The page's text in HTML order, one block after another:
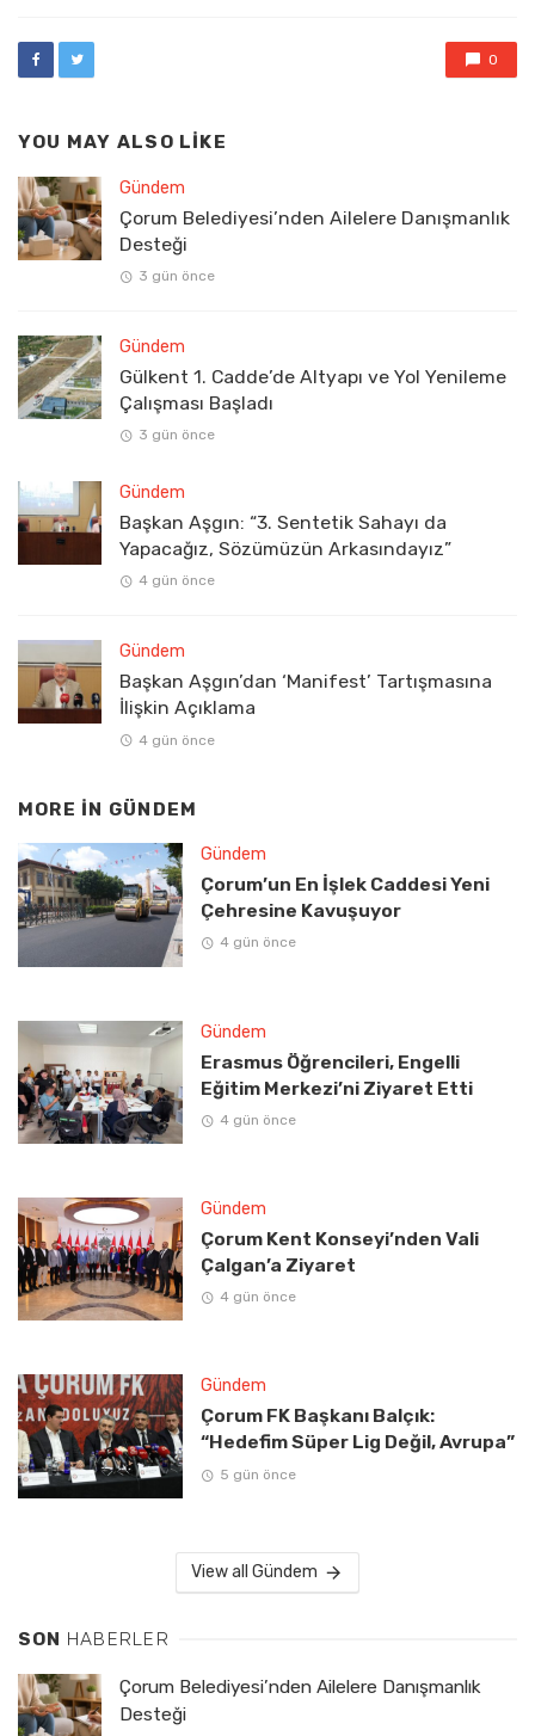
0
YOU MAY ALSO LIKE
Gündem
Çorum Belediyesi’nden Ailelere Danışmanlık
Desteği
3 gün önce
Gündem
Gülkent 1. Cadde’de Altyapı ve Yol Yenileme
Çalışması Başladı
3 gün önce
Gündem
Başkan Aşgın: “3. Sentetik Sahayı da
Yapacağız, Sözümüzün Arkasındayız”
4 gün önce
Gündem
Başkan Aşgın’dan ‘Manifest’ Tartışmasına
İlişkin Açıklama
4 gün önce
MORE IN GÜNDEM
Gündem
Çorum’un En İşlek Caddesi Yeni
Çehresine Kavuşuyor
4 gün önce
Gündem
Erasmus Öğrencileri, Engelli
Eğitim Merkezi’ni Ziyaret Etti
4 gün önce
Gündem
Çorum Kent Konseyi’nden Vali
Çalgan’a Ziyaret
4 gün önce
Gündem
Çorum FK Başkanı Balçık:
“Hedefim Süper Lig Değil, Avrupa”
5 gün önce
View all Gündem
SON HABERLER
Çorum Belediyesi’nden Ailelere Danışmanlık
Desteği